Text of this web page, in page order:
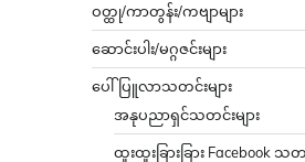
ဝတ္ထု/ကာတွန်း/ကဗျာများ
ဆောင်းပါး/မဂ္ဂဇင်းများ
ပေါ်ပြူလာသတင်းများ
အနုပညာရှင်သတင်းများ
ထူးထူးခြားခြား Facebook သတ